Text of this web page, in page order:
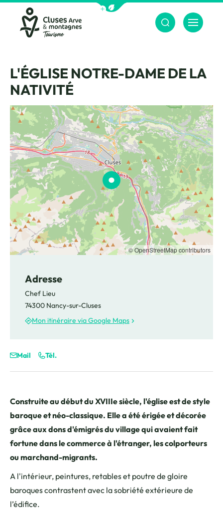
Afficher la barre de navigation du
Menu
L'ÉGLISE NOTRE-DAME DE LA
NATIVITÉ
Construite au début du XVIIIe siècle, l'église est de style
baroque et néo-classique. Elle a été érigée et décorée
grâce aux dons d'émigrés du village qui avaient fait
fortune dans le commerce à l'étranger, les colporteurs
ou marchand-migrants.
A l'intérieur, peintures, retables et poutre de gloire
baroques contrastent avec la sobriété extérieure de
l’édifice.
© OpenStreetMap contributors
Adresse
Chef Lieu
74300 Nancy-sur-Cluses
Mon itinéraire via Google Maps
Mail Tél.